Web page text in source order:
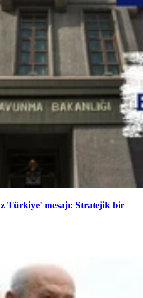
Türkiye' mesajı: Stratejik bir